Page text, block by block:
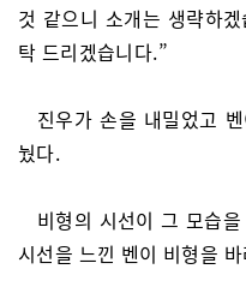
것 같으니 소개는 생략하
탁 드리겠습니다.”
진우가 손을 내밀었고
눴다.
비형의 시선이 그 모습
시선을 느낀 벤이 비형을